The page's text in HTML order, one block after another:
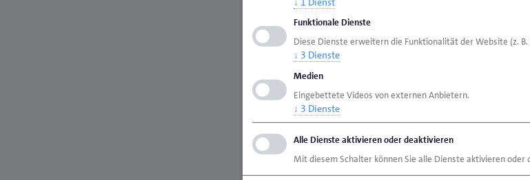
Funktionale Dienste
Diese Dienste erweitern die Funktionalität der Website (z.
↓ 3 Dienste
Medien
Eingebettete Videos von externen Anbietern.
↓ 3 Dienste
Alle Dienste aktivieren oder deaktivieren
Mit diesem Schalter können Sie alle Dienste aktivieren oder